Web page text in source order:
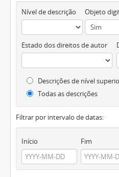
Nível de descrição
Estado dos direitos de autor
Descrições de nível
Todas as descrições
Filtrar por intervalo de datas:
Início Fim